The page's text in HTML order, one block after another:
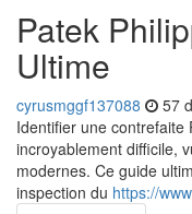
Patek
Ultime
cyrusmggf137088 57
Identifier une contrefaite
incroyablement difficile,
modernes. Ce guide
inspection du https://